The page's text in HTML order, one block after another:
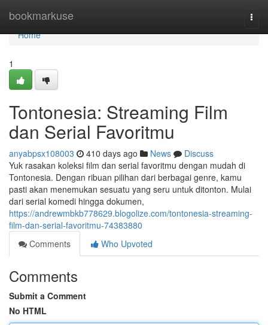
bookmarkuse
Home
Home
1
Tontonesia: Streaming Film
dan Serial Favoritmu
anyabpsx108003 410 days ago News
Discuss
Yuk rasakan koleksi film dan serial favoritmu dengan mudah di
Tontonesia. Dengan ribuan pilihan dari berbagai genre, kamu
pasti akan menemukan sesuatu yang seru untuk ditonton. Mulai
dari serial komedi hingga dokumen,
https://andrewmbkb778629.blogolize.com/tontonesia-streaming-
film-dan-serial-favoritmu-74383880
Comments
Who Upvoted
Comments
Submit a Comment
No HTML